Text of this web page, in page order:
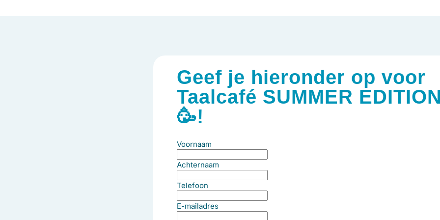
Geef je hieronder op voor
Taalcafé SUMMER
🥳!
Voornaam
Achternaam
Telefoon
E-mailadres